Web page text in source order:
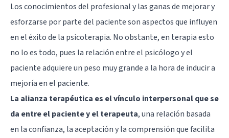
Los conocimientos del profesional y las ganas de mejorar y
esforzarse por parte del paciente son aspectos que influyen
en el éxito de la psicoterapia. No obstante, en terapia esto
no lo es todo, pues la relación entre el psicólogo y el
paciente adquiere un peso muy grande a la hora de inducir a
mejoría en el paciente.
La alianza terapéutica es el vínculo interpersonal que se
da entre el paciente y el terapeuta, una relación basada
en la confianza, la aceptación y la comprensión que facilita